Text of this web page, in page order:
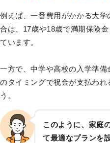
例えば、一番費用がかかる大
合は、17歳や18歳で満期保険
ています。
一方で、中学や高校の入学準
のタイミングで祝金が支払われ
う。
このように、家庭
て最適なプランを